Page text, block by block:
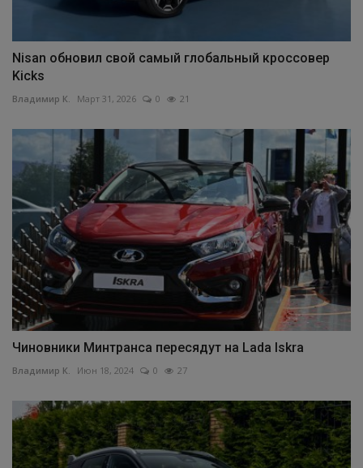
Nisan обновил свой самый глобальный кроссовер
Kicks
Владимир К. Март 31, 2026 0 21
Чиновники Минтранса пересядут на Lada Iskra
Владимир К. Июн 18, 2024 0 27